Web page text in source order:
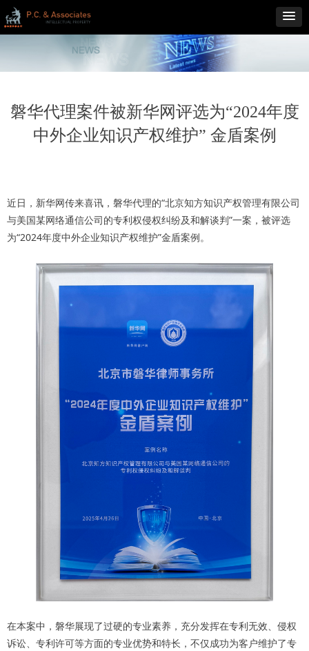
磐华代理案件被新华网评选为“2024年度
中外企业知识产权维护” 金盾案例
近日，新华网传来喜讯，磐华代理的“北京知方知识产权管理有限公司
与美国某网络通信公司的专利权侵权纠纷及和解谈判”一案，被评选
为“2024年度中外企业知识产权维护”金盾案例。
在本案中，磐华展现了过硬的专业素养，充分发挥在专利无效、侵权
诉讼、专利许可等方面的专业优势和特长，不仅成功为客户维护了专